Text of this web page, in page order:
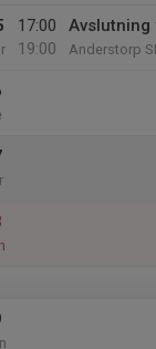
17:00
19:00
Avslutning
Anderstorp